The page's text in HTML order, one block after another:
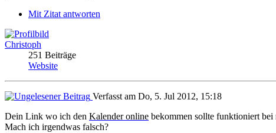
Mit Zitat antworten
Christoph
251 Beiträge
Website
Verfasst am Do, 5. Jul 2012, 15:18
Dein Link wo ich den Kalender online bekommen sollte funktioniert
Mach ich irgendwas falsch?